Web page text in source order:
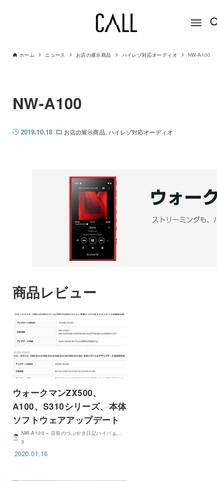
ホーム ニュース お店の展示商品 ハイレゾ対応オーディオ NW-A100
NW-A100
2019.10.18 お店の展示商品 ハイレゾ対応オーディオ
商品レビュー
ウォークマンZX500、
A100、S310シリーズ、本体
ソフトウェアアップデート
NW-A100 – 店長のつぶやき日記ハイパぁ…
3
2020.01.16